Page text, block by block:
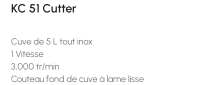
KC 51 Cutter
Cuve de 5 L tout inox
1 Vitesse
3,000 tr/min
Couteau fond de cuve à lame lisse